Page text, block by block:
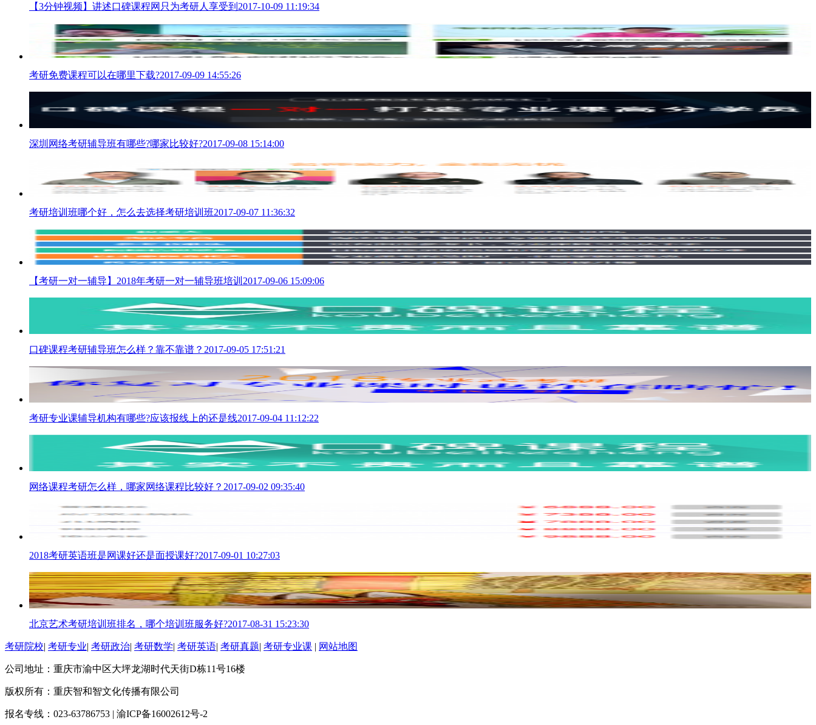
【3分钟视频】讲述口碑课程网只为考研人享受到 2017-10-09 11:19:34
考研免费课程可以在哪里下载?2017-09-09 14:55:26
深圳网络考研辅导班有哪些?哪家比较好?2017-09-08 15:14:00
考研培训班哪个好，怎么去选择考研培训班2017-09-07 11:36:32
【考研一对一辅导】2018年考研一对一辅导班培训 2017-09-06 15:09:06
口碑课程考研辅导班怎么样？靠不靠谱？ 2017-09-05 17:51:21
考研专业课辅导机构有哪些?应该报线上的还是线2017-09-04 11:12:22
网络课程考研怎么样，哪家网络课程比较好？ 2017-09-02 09:35:40
2018考研英语班是网课好还是面授课好?2017-09-01 10:27:03
北京艺术考研培训班排名，哪个培训班服务好?2017-08-31 15:23:30
考研院校| 考研专业| 考研政治| 考研数学| 考研英语| 考研真题| 考研专业课 | 网站地图
公司地址：重庆市渝中区大坪龙湖时代天街D栋11号16楼
版权所有：重庆智和智文化传播有限公司
报名专线：023-63786753 | 渝ICP备16002612号-2